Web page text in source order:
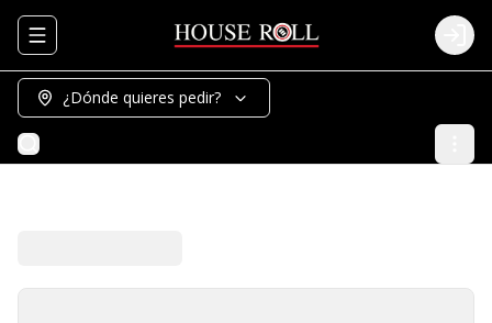
Abrir menu de navegación Login
¿Dónde quieres pedir?